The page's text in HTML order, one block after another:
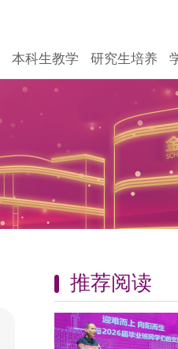
本科生教学 研究生培养
推荐阅读